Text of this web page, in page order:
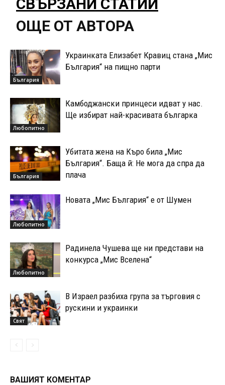
СВЪРЗАНИ СТАТИИ
ОЩЕ ОТ АВТОРА
България
Украинката Елизабет Кравиц стана „Мис
България“ на пищно парти
Любопитно
Камбоджански принцеси идват у нас.
Ще избират най-красивата българка
България
Убитата жена на Къро била „Мис
България“. Баща й: Не мога да спра да
плача
Любопитно
Новата „Мис България“ e от Шумен
Любопитно
Радинела Чушева ще ни представи на
конкурса „Мис Вселена“
Свят
В Израел разбиха група за търговия с
рускини и украинки
ВАШИЯТ КОМЕНТАР